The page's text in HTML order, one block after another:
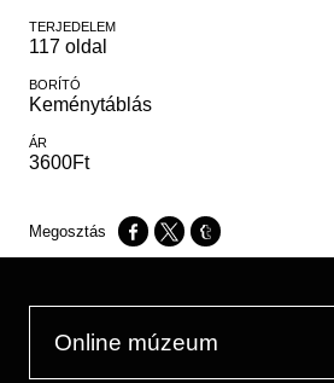
TERJEDELEM
117 oldal
BORÍTÓ
Keménytáblás
ÁR
3600Ft
Opens in a new window
Opens in a new window
Opens in a new
Online múzeum